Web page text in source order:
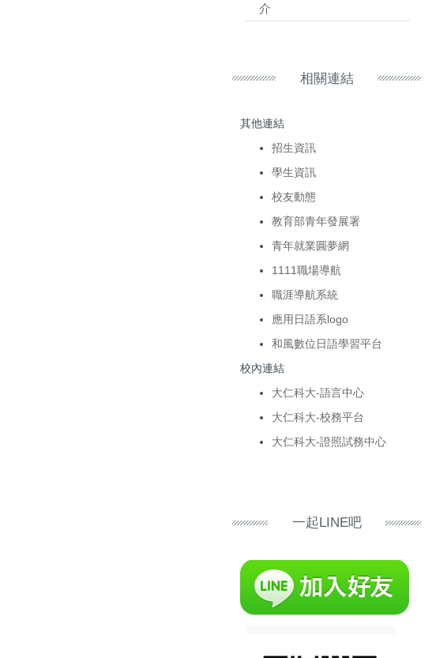
介
相關連結
其他連結
招生資訊
學生資訊
校友動態
教育部青年發展署
青年就業圓夢網
1111職場導航
職涯導航系統
應用日語系logo
和風數位日語學習平台
校內連結
大仁科大-語言中心
大仁科大-校務平台
大仁科大-證照試務中心
一起LINE吧